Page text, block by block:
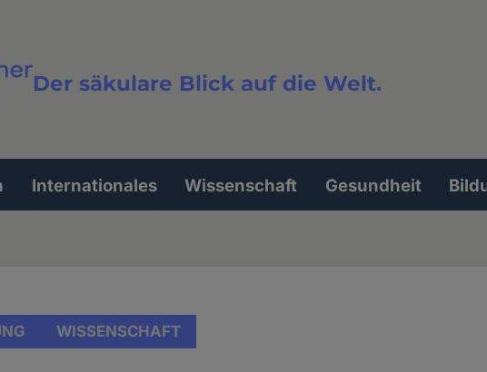
Der säkulare Blick auf die Welt.
Volltextsuche
Internationales Wissenschaft Gesundheit
WISSENSCHAFT